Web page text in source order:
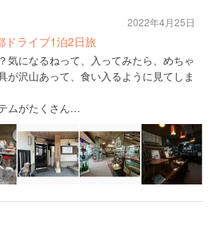
ドライブ1泊2日旅
気になるねって、入ってみたら、めちゃ
が沢山あって、食い入るように見てしま
ムがたくさん…
2022年4月25日